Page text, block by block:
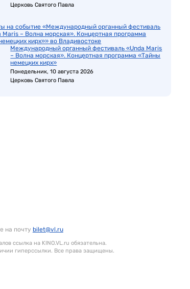
Церковь Святого Павла
Международный органный фестиваль «Unda Maris
– Волна морская». Концертная программа «Тайны
немецких кирх»
Понедельник, 10 августа 2026
Церковь Святого Павла
на почту bilet@vl.ru
ссылка на KINO.VL.ru обязательна.
гиперссылки. Все права защищены.